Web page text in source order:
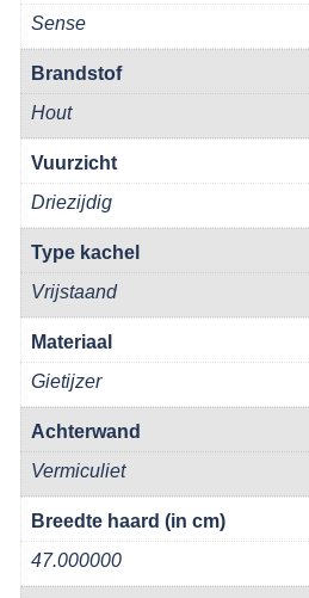
Sense
Brandstof
Hout
Vuurzicht
Driezijdig
Type kachel
Vrijstaand
Materiaal
Gietijzer
Achterwand
Vermiculiet
Breedte haard (in cm)
47.000000